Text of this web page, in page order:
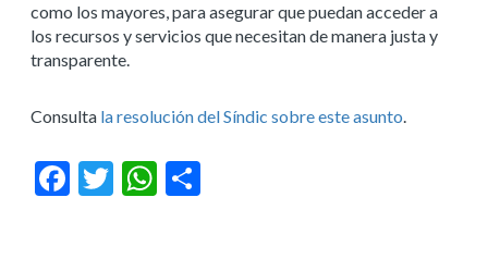
como los mayores, para asegurar que puedan acceder a
los recursos y servicios que necesitan de manera justa y
transparente.
Consulta la resolución del Síndic sobre este asunto.
Facebook
Twitter WhatsApp